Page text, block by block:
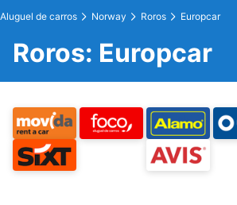
Aluguel de carros Norway Roros Europcar
Roros: Europcar